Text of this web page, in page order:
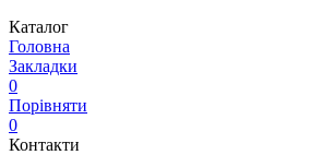
Каталог
Головна
Закладки
0
Порівняти
0
Контакти